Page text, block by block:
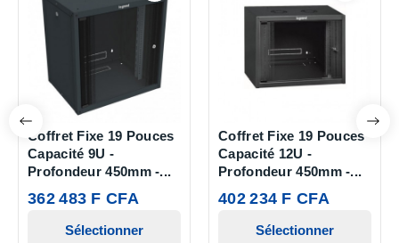
Coffret Fixe 19 Pouces
Capacité 9U -
Profondeur 450mm -...
362 483 F CFA
Sélectionner
Coffret Fixe 19 Pouces
Capacité 12U -
Profondeur 450mm -...
402 234 F CFA
Sélectionner